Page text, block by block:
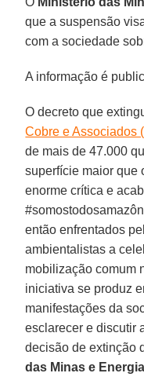
que a suspensão
com a sociedade
A informação é
O decreto que
Cobre e Associados
de mais de 47.000
superfície maior que
enorme crítica e
então enfrentados
ambientalistas a
mobilização comum
iniciativa se produz
manifestações da
esclarecer e discutir
decisão de extinção
das Minas e Energia